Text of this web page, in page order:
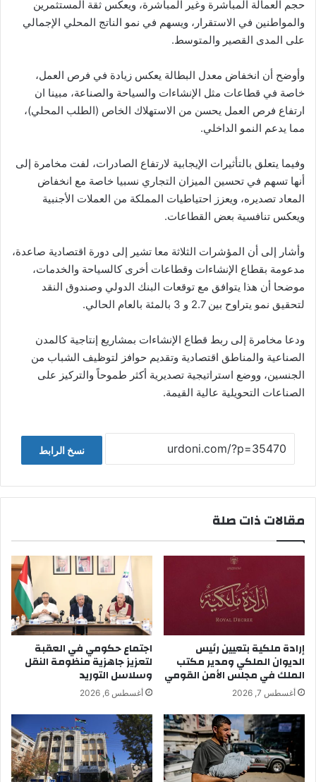
حجم العمالة المباشرة وغير المباشرة، ويعكس ثقة المستثمرين
والمواطنين في الاستقرار، ويسهم في نمو الناتج المحلي الإجمالي
على المدى القصير والمتوسط.
وأوضح أن انخفاض معدل البطالة يعكس زيادة في فرص العمل،
خاصة في قطاعات مثل الإنشاءات والسياحة والصناعة، مبينا ان
ارتفاع فرص العمل يحسن من الاستهلاك الخاص (الطلب المحلي)،
مما يدعم النمو الداخلي.
وفيما يتعلق بالتأثيرات الإيجابية لارتفاع الصادرات، لفت مخامرة إلى
أنها تسهم في تحسين الميزان التجاري نسبيا خاصة مع انخفاض
المعاد تصديره، ويعزز احتياطيات المملكة من العملات الأجنبية
ويعكس تنافسية بعض القطاعات.
وأشار إلى أن المؤشرات الثلاثة معا تشير إلى دورة اقتصادية صاعدة،
مدعومة بقطاع الإنشاءات وقطاعات أخرى كالسياحة والخدمات،
موضحا أن هذا يتوافق مع توقعات البنك الدولي وصندوق النقد
لتحقيق نمو يتراوح بين 2.7 و 3 بالمئة بالعام الحالي.
ودعا مخامرة إلى ربط قطاع الإنشاءات بمشاريع إنتاجية كالمدن
الصناعية والمناطق اقتصادية وتقديم حوافز لتوظيف الشباب من
الجنسين، ووضع استراتيجية تصديرية أكثر طموحاً والتركيز على
الصناعات التحويلية عالية القيمة.
نسخ الرابط
مقالات ذات صلة
إرادة ملكية بتعيين رئيس
الديوان الملكي ومدير مكتب
الملك في مجلس الأمن القومي
أغسطس 7, 2026
اجتماع حكومي في العقبة
لتعزيز جاهزية منظومة النقل
وسلاسل التوريد
أغسطس 6, 2026